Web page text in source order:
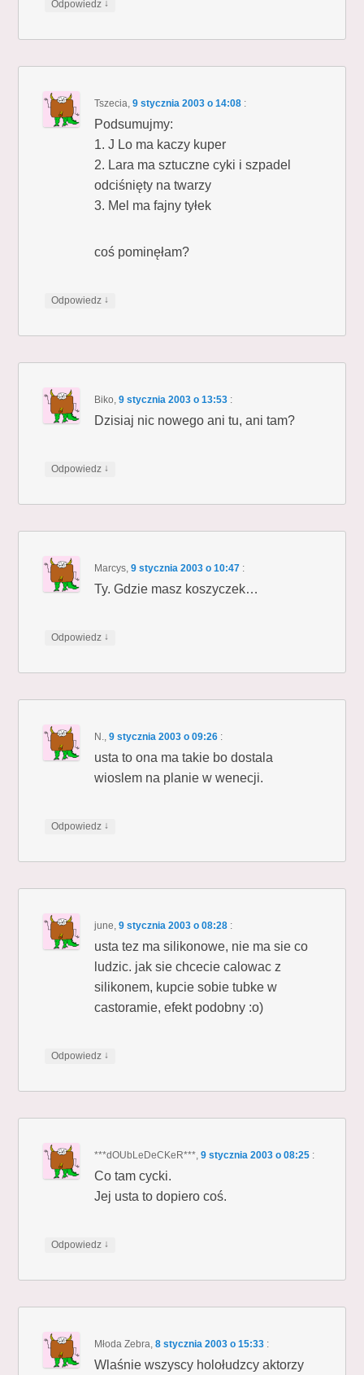
Odpowiedz ↓
Tszecia,9 stycznia 2003 o 14:08 :
Podsumujmy:
1. J Lo ma kaczy kuper
2. Lara ma sztuczne cyki i szpadel
odciśnięty na twarzy
3. Mel ma fajny tyłek
coś pominęłam?
Odpowiedz ↓
Biko,9 stycznia 2003 o 13:53 :
Dzisiaj nic nowego ani tu, ani tam?
Odpowiedz ↓
Marcys,9 stycznia 2003 o 10:47 :
Ty. Gdzie masz koszyczek…
Odpowiedz ↓
N.,9 stycznia 2003 o 09:26 :
usta to ona ma takie bo dostala
wioslem na planie w wenecji.
Odpowiedz ↓
june,9 stycznia 2003 o 08:28 :
usta tez ma silikonowe, nie ma sie co
ludzic. jak sie chcecie calowac z
silikonem, kupcie sobie tubke w
castoramie, efekt podobny :o)
Odpowiedz ↓
***dOUbLeDeCKeR***,9 stycznia 2003 o 08:25 :
Co tam cycki.
Jej usta to dopiero coś.
Odpowiedz ↓
Młoda Zebra,8 stycznia 2003 o 15:33 :
Wlaśnie wszyscy holołudzcy aktorzy